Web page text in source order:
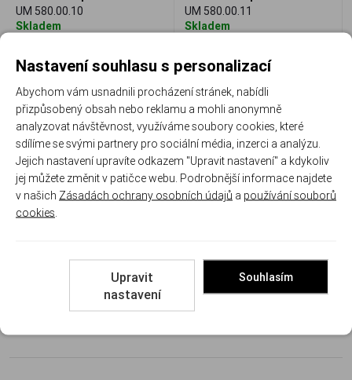
UM 580.00.10
Skladem
UM 580.00.11
Skladem
Recenze
Produkt zatím nemá žádné hodnocení,
Přidat hodnocení
Nastavení souhlasu s personalizací
Abychom vám usnadnili procházení stránek, nabídli
přizpůsobený obsah nebo reklamu a mohli anonymně
analyzovat návštěvnost, využíváme soubory cookies, které
sdílíme se svými partnery pro sociální média, inzerci a analýzu.
Jejich nastavení upravíte odkazem "Upravit nastavení" a kdykoliv
jej můžete změnit v patičce webu. Podrobnější informace najdete
v našich Zásadách ochrany osobních údajů a používání souborů
cookies
Upravit
nastavení
Souhlasím